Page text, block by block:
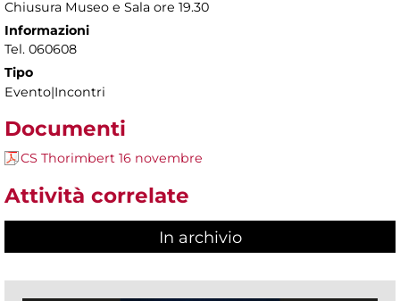
Chiusura Museo e Sala ore 19.30
Informazioni
Tel. 060608
Tipo
Evento|Incontri
Documenti
CS Thorimbert 16 novembre
Attività correlate
In archivio